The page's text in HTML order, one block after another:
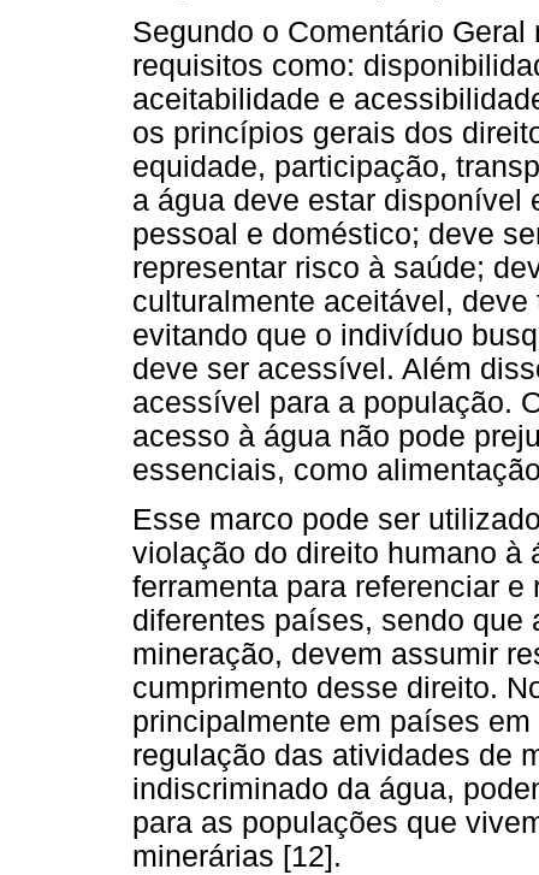
Segundo o Comentário
requisitos como:
aceitabilidade e
os princípios gerais dos
equidade, participação,
a água deve estar disponível
pessoal e doméstico; deve
representar risco à saúde;
culturalmente aceitável,
evitando que o indivíduo
deve ser acessível. Além
acessível para a população.
acesso à água não pode
essenciais, como
Esse marco pode ser
violação do direito humano à
ferramenta para referenciar
diferentes países, sendo
mineração, devem assumir
cumprimento desse direito.
principalmente em países
regulação das atividades de
indiscriminado da água,
para as populações que
minerárias [12].